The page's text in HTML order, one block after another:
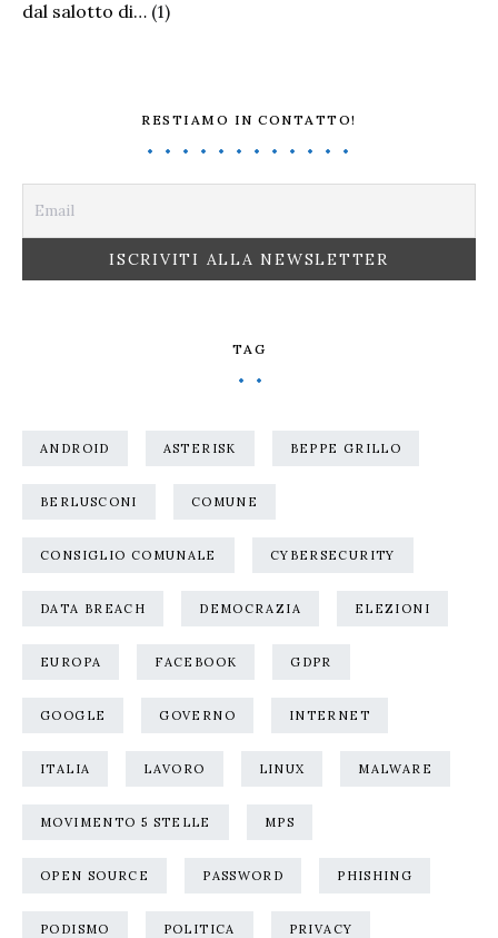
dal salotto di… (1)
RESTIAMO IN CONTATTO!
TAG
ANDROID ASTERISK BEPPE GRILLO
BERLUSCONI COMUNE
CONSIGLIO COMUNALE CYBERSECURITY
DATA BREACH DEMOCRAZIA ELEZIONI
EUROPA FACEBOOK GDPR
GOOGLE GOVERNO INTERNET
ITALIA LAVORO LINUX MALWARE
MOVIMENTO 5 STELLE MPS
OPEN SOURCE PASSWORD PHISHING
PODISMO POLITICA PRIVACY